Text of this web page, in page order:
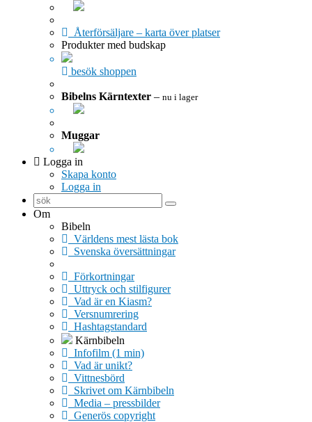
Återförsäljare – karta över platser
Produkter med budskap
besök shoppen
Bibelns Kärntexter – nu i lager
Muggar
Logga in
Skapa konto
Logga in
Om
Bibeln
Världens mest lästa bok
Svenska översättningar
Förkortningar
Uttryck och stilfigurer
Vad är en Kiasm?
Versnumrering
Hashtagstandard
Kärnbibeln
Infofilm (1 min)
Vad är unikt?
Vittnesbörd
Skrivet om Kärnbibeln
Media – pressbilder
Generös copyright